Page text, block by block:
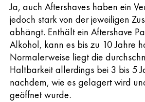
Ja, auch Aftershaves haben ein
jedoch stark von der jeweiligen
abhängt. Enthält ein Aftershave
Alkohol, kann es bis zu 10 Jahre
Normalerweise liegt die
Haltbarkeit allerdings bei 3 bis 5
nachdem, wie es gelagert wird
geöffnet wurde.